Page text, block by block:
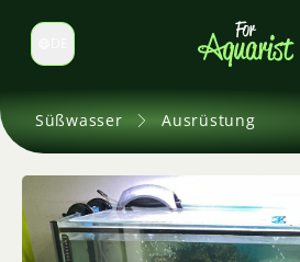
Sprache wechseln
Süßwasser Ausrüstung